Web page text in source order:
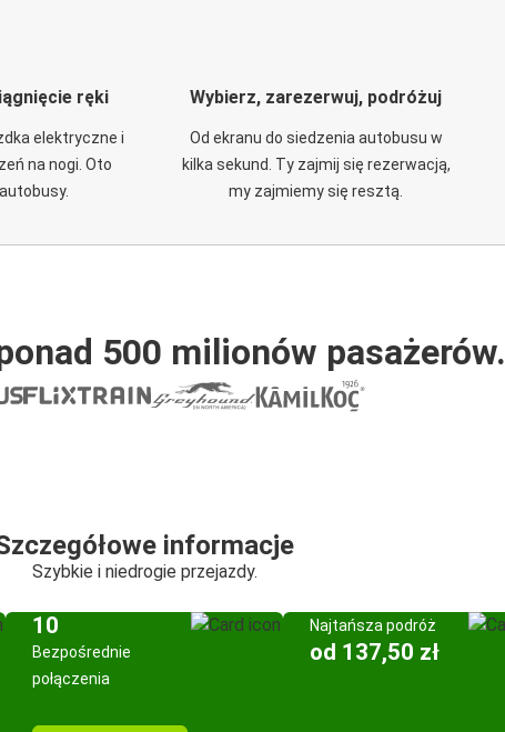
ręki
elektryczne i
na nogi. Oto
Wybierz, zarezerwuj, podróżuj
Od ekranu do siedzenia autobusu w
kilka sekund. Ty zajmij się rezerwacją,
my zajmiemy się resztą.
500 milionów pasażerów.
informacje
Szybkie i niedrogie przejazdy.
10
Bezpośrednie
połączenia
Najtańsza podróż
od 137,50 zł